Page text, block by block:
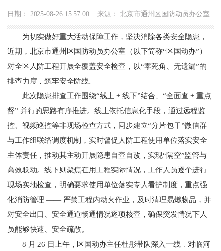
日期： 2025-08-26 15:57:00 来源： 北京市通州区国防动员办公室
为切实做好重大活动保障工作，坚决消除各类安全隐患，
近期，北京市通州区国防动员办公室（以下简称“区国动办”）
对全区人防工程开展全覆盖安全检查，以“零死角、无遗漏”的
排查力度，筑牢安全防线。
此次隐患排查工作围绕“线上 + 线下”结合、“全面查 + 重点
督” 并行的思路有序推进。线上依托信息化手段，通过远程监
控、视频巡控等非现场检查方式，同步建立“分片包干”微信群
与工作组联络调度机制，实时督促人防工程使用单位落实安全
主体责任，推动其主动开展隐患自查自改，实现“隔空”监管与
高效联动。线下则聚焦在用工程实际情况，工作人员逐个进行
现场实地检查，明确要求使用单位落实专人看护制度，重点强
化消防管理 —— 严禁工程内动火作业，及时清理易燃物品，并
对安全出口、安全通道畅通情况逐项核查，确保突发情况下人
员能够快速、安全疏散。
8 月 26 日上午，区国动办主任杜彤带队深入一线，对临河